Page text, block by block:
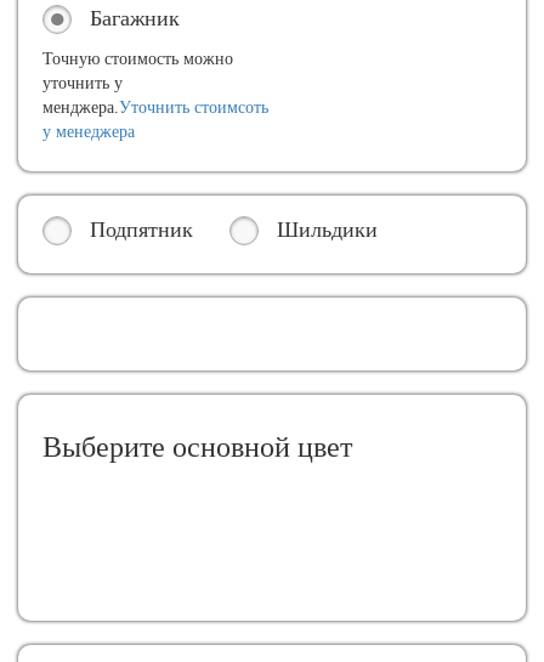
Багажник
Точную стоимость можно
уточнить у
менджера.Уточнить стоимсоть
у менеджера
Подпятник Шильдики
Выберите oсновной цвет